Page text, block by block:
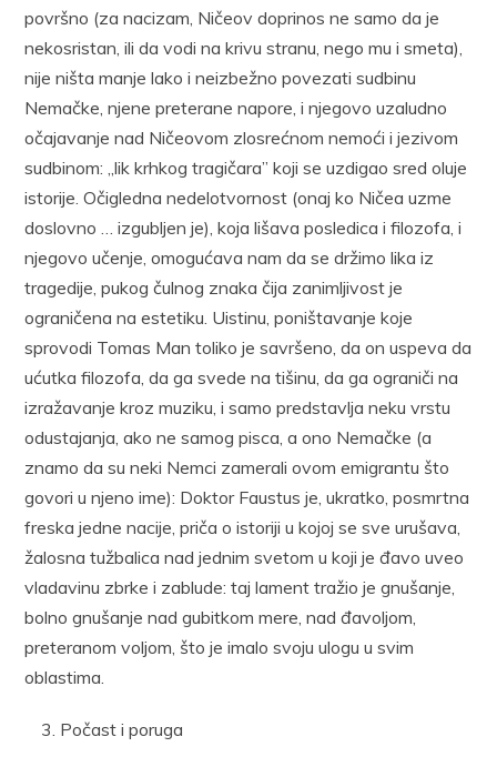
površno (za nacizam, Ničeov doprinos ne samo da je
nekosristan, ili da vodi na krivu stranu, nego mu i smeta),
nije ništa manje lako i neizbežno povezati sudbinu
Nemačke, njene preterane napore, i njegovo uzaludno
očajavanje nad Ničeovom zlosrećnom nemoći i jezivom
sudbinom: „lik krhkog tragičara” koji se uzdigao sred oluje
istorije. Očigledna nedelotvornost (onaj ko Ničea uzme
doslovno … izgubljen je), koja lišava posledica i filozofa, i
njegovo učenje, omogućava nam da se držimo lika iz
tragedije, pukog čulnog znaka čija zanimljivost je
ograničena na estetiku. Uistinu, poništavanje koje
sprovodi Tomas Man toliko je savršeno, da on uspeva da
ućutka filozofa, da ga svede na tišinu, da ga ograniči na
izražavanje kroz muziku, i samo predstavlja neku vrstu
odustajanja, ako ne samog pisca, a ono Nemačke (a
znamo da su neki Nemci zamerali ovom emigrantu što
govori u njeno ime): Doktor Faustus je, ukratko, posmrtna
freska jedne nacije, priča o istoriji u kojoj se sve urušava,
žalosna tužbalica nad jednim svetom u koji je đavo uveo
vladavinu zbrke i zablude: taj lament tražio je gnušanje,
bolno gnušanje nad gubitkom mere, nad đavoljom,
preteranom voljom, što je imalo svoju ulogu u svim
oblastima.
Počast i poruga